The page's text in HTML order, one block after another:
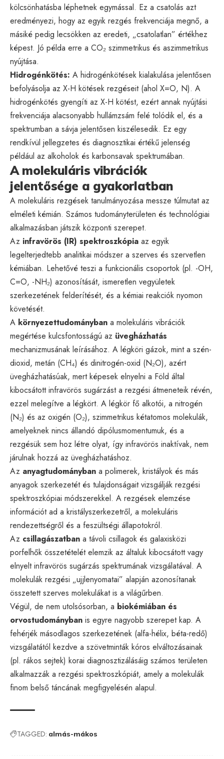
kölcsönhatásba léphetnek egymással. Ez a csatolás azt
eredményezi, hogy az egyik rezgés frekvenciája megnő, a
másiké pedig lecsökken az eredeti, „csatolatlan” értékhez
képest. Jó példa erre a CO₂ szimmetrikus és aszimmetrikus
nyújtása.
Hidrogénkötés: A hidrogénkötések kialakulása jelentősen
befolyásolja az X-H kötések rezgéseit (ahol X=O, N). A
hidrogénkötés gyengíti az X-H kötést, ezért annak nyújtási
frekvenciája alacsonyabb hullámzsám felé tolódik el, és a
spektrumban a sávja jelentősen kiszélesedik. Ez egy
rendkívül jellegzetes és diagnosztikai értékű jelenség
például az alkoholok és karbonsavak spektrumában.
A molekuláris vibrációk
jelentősége a gyakorlatban
A molekuláris rezgések tanulmányozása messze túlmutat az
elméleti kémián. Számos tudományterületen és technológiai
alkalmazásban játszik központi szerepet.
Az infravörös (IR) spektroszkópia az egyik
legelterjedtebb analitikai módszer a szerves és szervetlen
kémiában. Lehetővé teszi a funkcionális csoportok (pl. -OH,
C=O, -NH₂) azonosítását, ismeretlen vegyületek
szerkezetének felderítését, és a kémiai reakciók nyomon
követését.
A környezettudományban a molekuláris vibrációk
megértése kulcsfontosságú az üvegházhatás
mechanizmusának leírásához. A légköri gázok, mint a szén-
dioxid, metán (CH₄) és dinitrogén-oxid (N₂O), azért
üvegházhatásúak, mert képesek elnyelni a Föld által
kibocsátott infravörös sugárzást a rezgési átmeneteik révén,
ezzel melegítve a légkört. A légkör fő alkotói, a nitrogén
(N₂) és az oxigén (O₂), szimmetrikus kétatomos molekulák,
amelyeknek nincs állandó dipólusmomentumuk, és a
rezgésük sem hoz létre olyat, így infravörös inaktívak, nem
járulnak hozzá az üvegházhatáshoz.
Az anyagtudományban a polimerek, kristályok és más
anyagok szerkezetét és tulajdonságait vizsgálják rezgési
spektroszkópiai módszerekkel. A rezgések elemzése
információt ad a kristályszerkezetről, a molekuláris
rendezettségről és a feszültségi állapotokról.
Az csillagászatban a távoli csillagok és galaxisközi
porfelhők összetételét elemzik az általuk kibocsátott vagy
elnyelt infravörös sugárzás spektrumának vizsgálatával. A
molekulák rezgési „ujjlenyomatai” alapján azonosítanak
összetett szerves molekulákat is a világűrben.
Végül, de nem utolsósorban, a biokémiában és
orvostudományban is egyre nagyobb szerepet kap. A
fehérjék másodlagos szerkezetének (alfa-hélix, béta-redő)
vizsgálatától kezdve a szövetminták kóros elváltozásainak
(pl. rákos sejtek) korai diagnosztizálásáig számos területen
alkalmazzák a rezgési spektroszkópiát, amely a molekulák
finom belső táncának megfigyelésén alapul.
TAGGED: almás-mákos